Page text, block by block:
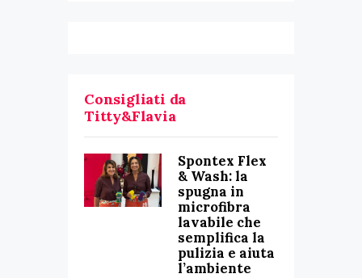
Consigliati da
Titty&Flavia
Spontex Flex
& Wash: la
spugna in
microfibra
lavabile che
semplifica la
pulizia e aiuta
l’ambiente